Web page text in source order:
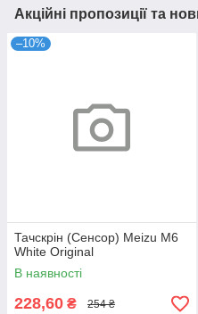
Акційні пропозиції та
–10%
Тачскрін (Сенсор) Meizu M6
White Original
В наявності
228,60 ₴ 254 ₴